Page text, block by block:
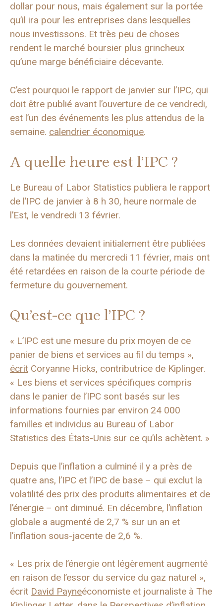
dollar pour nous, mais également sur la portée
qu’il ira pour les entreprises dans lesquelles
nous investissons. Et très peu de choses
rendent le marché boursier plus grincheux
qu’une marge bénéficiaire décevante.
C’est pourquoi le rapport de janvier sur l’IPC, qui
doit être publié avant l’ouverture de ce vendredi,
est l’un des événements les plus attendus de la
semaine. calendrier économique.
A quelle heure est l’IPC ?
Le Bureau of Labor Statistics publiera le rapport
de l’IPC de janvier à 8 h 30, heure normale de
l’Est, le vendredi 13 février.
Les données devaient initialement être publiées
dans la matinée du mercredi 11 février, mais ont
été retardées en raison de la courte période de
fermeture du gouvernement.
Qu’est-ce que l’IPC ?
« L’IPC est une mesure du prix moyen de ce
panier de biens et services au fil du temps »,
écrit Coryanne Hicks, contributrice de Kiplinger.
« Les biens et services spécifiques compris
dans le panier de l’IPC sont basés sur les
informations fournies par environ 24 000
familles et individus au Bureau of Labor
Statistics des États-Unis sur ce qu’ils achètent. »
Depuis que l’inflation a culminé il y a près de
quatre ans, l’IPC et l’IPC de base – qui exclut la
volatilité des prix des produits alimentaires et de
l’énergie – ont diminué. En décembre, l’inflation
globale a augmenté de 2,7 % sur un an et
l’inflation sous-jacente de 2,6 %.
« Les prix de l’énergie ont légèrement augmenté
en raison de l’essor du service du gaz naturel »,
écrit David Payneéconomiste et journaliste à The